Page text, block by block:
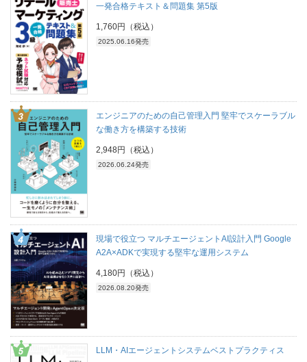
一発合格テキスト＆問題集 第5版
1,760円（税込）
2025.06.16発売
エンジニアのための自己管理入門 堅牢でスケーラブル
な働き方を構築する技術
2,948円（税込）
2026.06.24発売
現場で役立つ マルチエージェントAI設計入門 Google
A2A×ADKで実現する堅牢な運用システム
4,180円（税込）
2026.08.20発売
LLM・AIエージェントシステムベストプラクティス